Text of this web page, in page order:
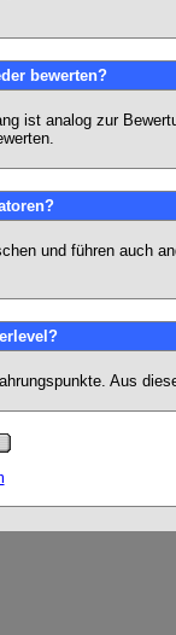
bewerten?
ist analog zur
und führen auch
Aus